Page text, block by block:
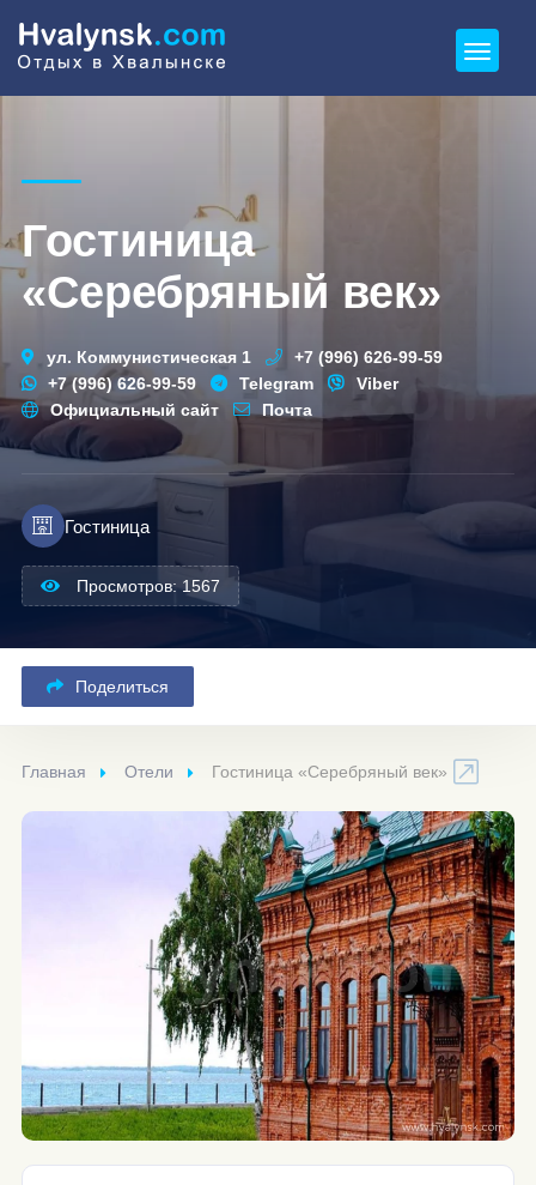
Гостиница
«Серебряный век»
ул. Коммунистическая 1
+7 (996) 626-99-59
+7 (996) 626-99-59
Telegram
Viber
Официальный сайт
Почта
Гостиница
Просмотров: 1567
Поделиться
Главная Отели Гостиница «Серебряный век»